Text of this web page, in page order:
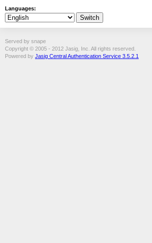
Languages:
Served by snape
Copyright © 2005 - 2012 Jasig, Inc. All rights reserved.
Powered by Jasig Central Authentication Service 3.5.2.1